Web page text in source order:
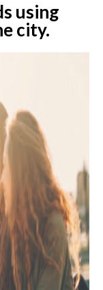
using
city.